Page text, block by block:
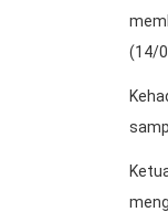
(14/